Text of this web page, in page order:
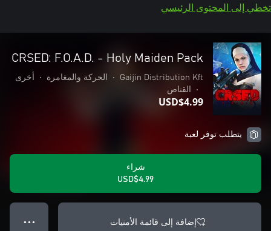
تخطي إلى المحتوى الرئيسي
CRSED: F.O.A.D. - Holy Maiden Pack
Gaijin Distribution Kft
• الحركة والمغامرة •
أخرى
•
القناص
USD$4.99
يتطلب توفر لعبة
شراء
USD$4.99
إضافة إلى قائمة الأمنيات ● ● ●